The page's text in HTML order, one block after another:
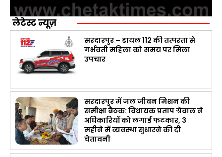
लेटेस्ट न्यूज़
सरदारपुर – डायल 112 की तत्परता से
गर्भवती महिला को समय पर मिला
उपचार
सरदारपुर में जल जीवन मिशन की
समीक्षा बैठक: विधायक प्रताप ग्रेवाल ने
अधिकारियों को लगाई फटकार, 3
महीने में व्यवस्था सुधारने की दी
चेतावनी